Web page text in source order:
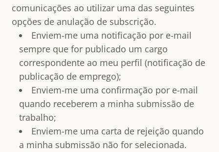
comunicações ao utilizar uma das seguintes
opções de anulação de subscrição.
Enviem-me uma notificação por e-mail
sempre que for publicado um cargo
correspondente ao meu perfil (notificação de
publicação de emprego);
Enviem-me uma confirmação por e-mail
quando receberem a minha submissão de
trabalho;
Enviem-me uma carta de rejeição quando
a minha submissão não for selecionada.